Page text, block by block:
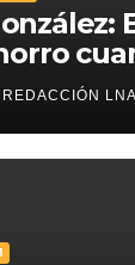
luz y sinLNA